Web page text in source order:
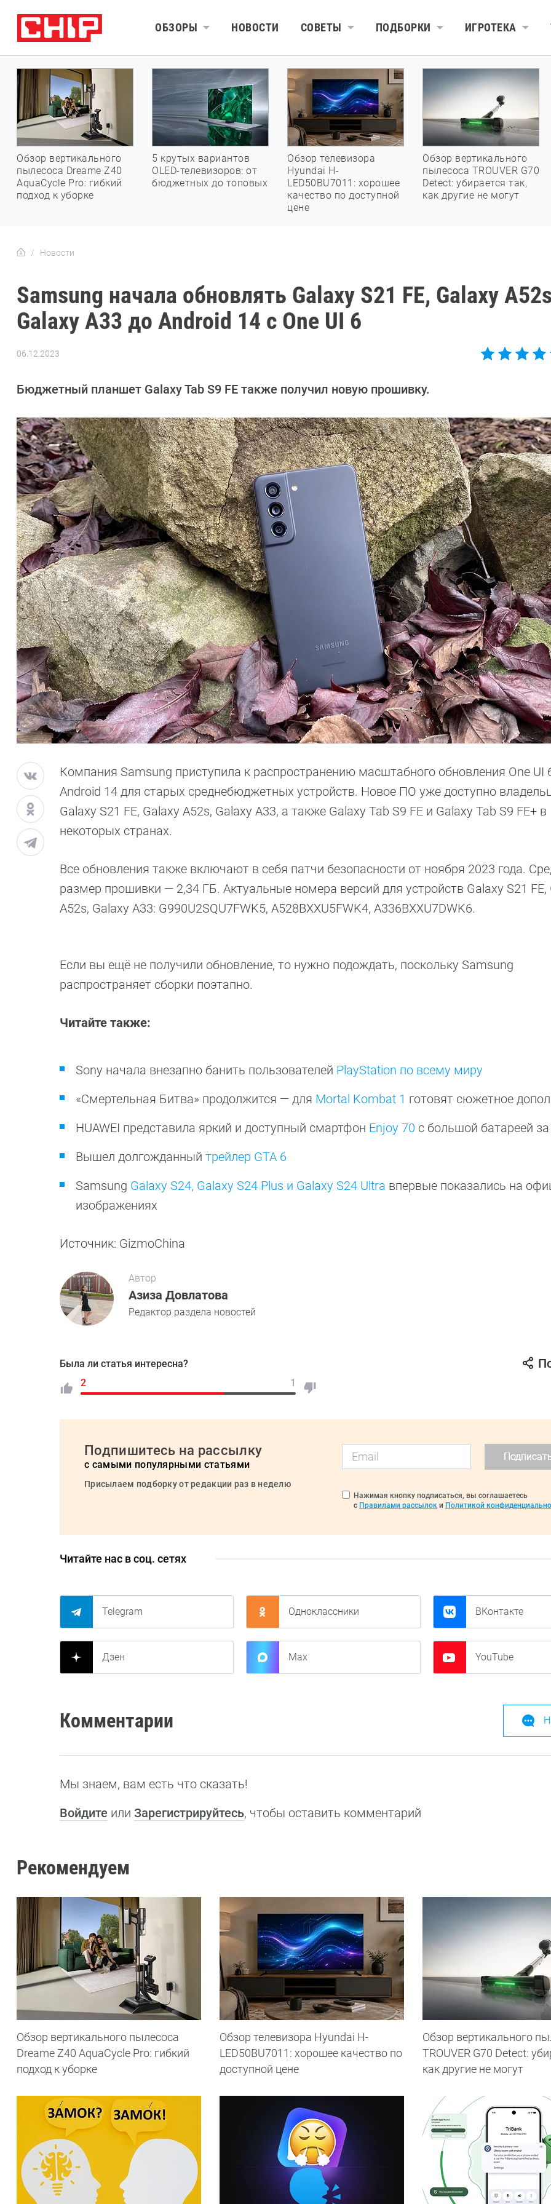
ОБЗОРЫ НОВОСТИ СОВЕТЫ ПОДБОРКИ ИГРОТЕКА
Обзор вертикального
пылесоса Dreame Z40
AquaCycle Pro: гибкий
подход к уборке
5 крутых вариантов
OLED-телевизоров: от
бюджетных до топовых
Обзор телевизора
Hyundai H-
LED50BU7011: хорошее
качество по доступной
цене
Обзор вертикального
пылесоса TROUVER G70
Detect: убирается так,
как другие не могут
Новости
Samsung начала обновлять Galaxy S21 FE, Galaxy
Galaxy A33 до Android 14 с One UI 6
06.12.2023
Довлатова
Бюджетный планшет Galaxy Tab S9 FE также получил новую прошивку.
Компания Samsung приступила к распространению масштабного обновления One UI
Android 14 для старых среднебюджетных устройств. Новое ПО уже доступно
Galaxy S21 FE, Galaxy A52s, Galaxy A33, а также Galaxy Tab S9 FE и Galaxy Tab S9 FE+ в
некоторых странах.
Все обновления также включают в себя патчи безопасности от ноября 2023 года.
размер прошивки — 2,34 ГБ. Актуальные номера версий для устройств Galaxy S21 FE,
A52s, Galaxy A33: G990U2SQU7FWK5, A528BXXU5FWK4, A336BXXU7DWK6.
Если вы ещё не получили обновление, то нужно подождать, поскольку Samsung
распространяет сборки поэтапно.
Читайте также:
Sony начала внезапно банить пользователей PlayStation по всему миру
«Смертельная Битва» продолжится — для Mortal Kombat 1 готовят сюжетное
HUAWEI представила яркий и доступный смартфон Enjoy 70 с большой батареей
Вышел долгожданный трейлер GTA 6
Samsung Galaxy S24, Galaxy S24 Plus и Galaxy S24 Ultra впервые показались на
изображениях
Источник: GizmoChina
Автор
Азиза Довлатова
Редактор раздела новостей
Была ли статья интересна?
2
1
Подпишитесь на рассылку
с самыми популярными статьями
Присылаем подборку от редакции раз в неделю
Нажимая кнопку подписаться, вы соглашаетесь
с Правилами рассылок и Политикой
Читайте нас в соц. сетях
Telegram Одноклассники ВКонтакте
Дзен Max YouTube
Комментарии
Мы знаем, вам есть что сказать!
Войдите или Зарегистрируйтесь, чтобы оставить комментарий
Рекомендуем
Обзор вертикального пылесоса
Dreame Z40 AquaCycle Pro: гибкий
подход к уборке
Обзор телевизора Hyundai H-
LED50BU7011: хорошее качество по
доступной цене
Обзор вертикального
TROUVER G70 Detect:
как другие не могут